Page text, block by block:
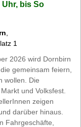
Uhr, bis So
1
2026 wird Dornbirn
gemeinsam feiern,
wollen. Die
und Volksfest.
zeigen
darüber hinaus.
Fahrgeschäfte,